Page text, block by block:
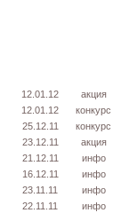
12.01.12 акция
12.01.12
конкурс
25.12.11
конкурс
23.12.11
акция
21.12.11
инфо
16.12.11
инфо
23.11.11
инфо
22.11.11
инфо